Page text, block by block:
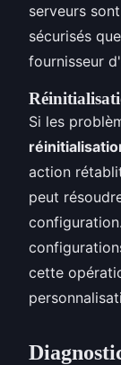
serveurs
sécurisés
fournisseur
Si les
action
peut
cette